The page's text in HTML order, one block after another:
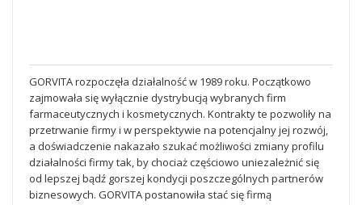
GORVITArozpoczęła działalność w 1989 roku. Początkowo
zajmowała się wyłącznie dystrybucją wybranych firm
farmaceutycznych i kosmetycznych. Kontrakty te pozwoliły na
przetrwanie firmy i w perspektywie na potencjalny jej rozwój,
a doświadczenie nakazało szukać możliwości zmiany profilu
działalności firmy tak, by chociaż częściowo uniezależnić się
od lepszej bądź gorszej kondycji poszczególnych partnerów
biznesowych. GORVITA postanowiła stać się firmą